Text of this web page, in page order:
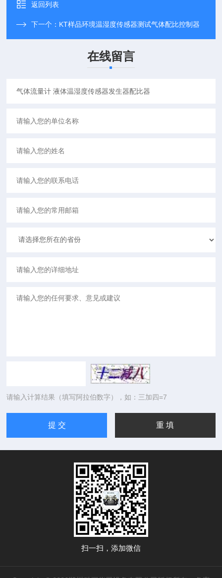
返回列表
下一个： KT样品环境温湿度传感器测试气体配比控制器
在线留言
请输入计算结果（填写阿拉伯数字），如：三加四=7
扫一扫，添加微信